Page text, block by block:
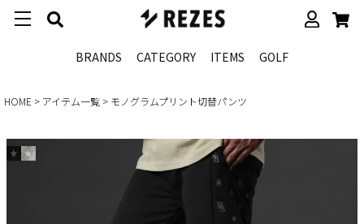
BRANDS CATEGORY ITEMS GOLF
HOME アイテム一覧 モノグラムプリント切替パンツ